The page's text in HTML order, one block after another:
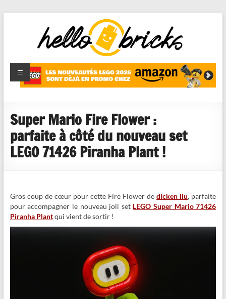
HelloBricks
Blog LEGO,
nouveaut�s
reviews
Super Mario Fire Flower :
parfaite à côté du nouveau set
LEGO 71426 Piranha Plant !
Gros coup de cœur pour cette Fire Flower dedicken liu, parfaite
pour accompagner le nouveau joli set LEGO Super Mario 71426
Piranha Plantqui vient de sortir !